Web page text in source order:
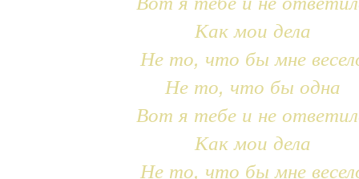
Как мои дела
Не то, что бы мне
Не то, что бы одна
Вот я тебе и не
Как мои дела
Не то, что бы мне